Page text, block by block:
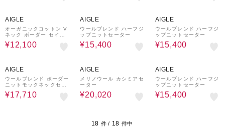
AIGLE
オーガニックコットン V
ネック ボーダー セイラ
ーカラーニット セーター
サイドスリット
¥12,100
AIGLE
ウールブレンド ハーフジ
ップニットセーター
¥15,400
AIGLE
ウールブレンド ハーフジ
ップニットセーター
¥15,400
AIGLE
ウールブレンド ボーダー
ニットモックネックセー
ター
¥17,710
AIGLE
メリノウール カシミアセ
ーター
¥20,020
AIGLE
ウールブレンド ハーフジ
ップニットセーター
¥15,400
18 件 / 18 件中